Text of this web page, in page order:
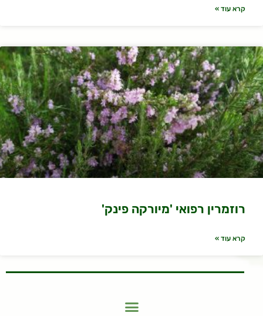
קרא עוד »
רוזמרין רפואי 'מיורקה פינק'
קרא עוד »